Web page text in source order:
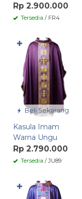
Rp 2.900.000
Tersedia / FR4
Beli Sekarang
Kasula Imam
Warna Ungu
Rp 2.790.000
Tersedia / JU89
✚
✚